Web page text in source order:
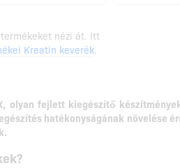
nézi át. Itt
Kreatin keverék.
olyan fejlett kiegészítő
hatékonyságának növelése